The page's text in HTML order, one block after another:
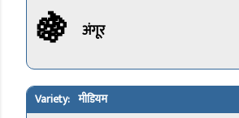
🍇 अंगूर
मीडियम